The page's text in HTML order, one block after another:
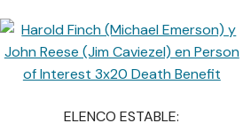
ELENCO ESTABLE: